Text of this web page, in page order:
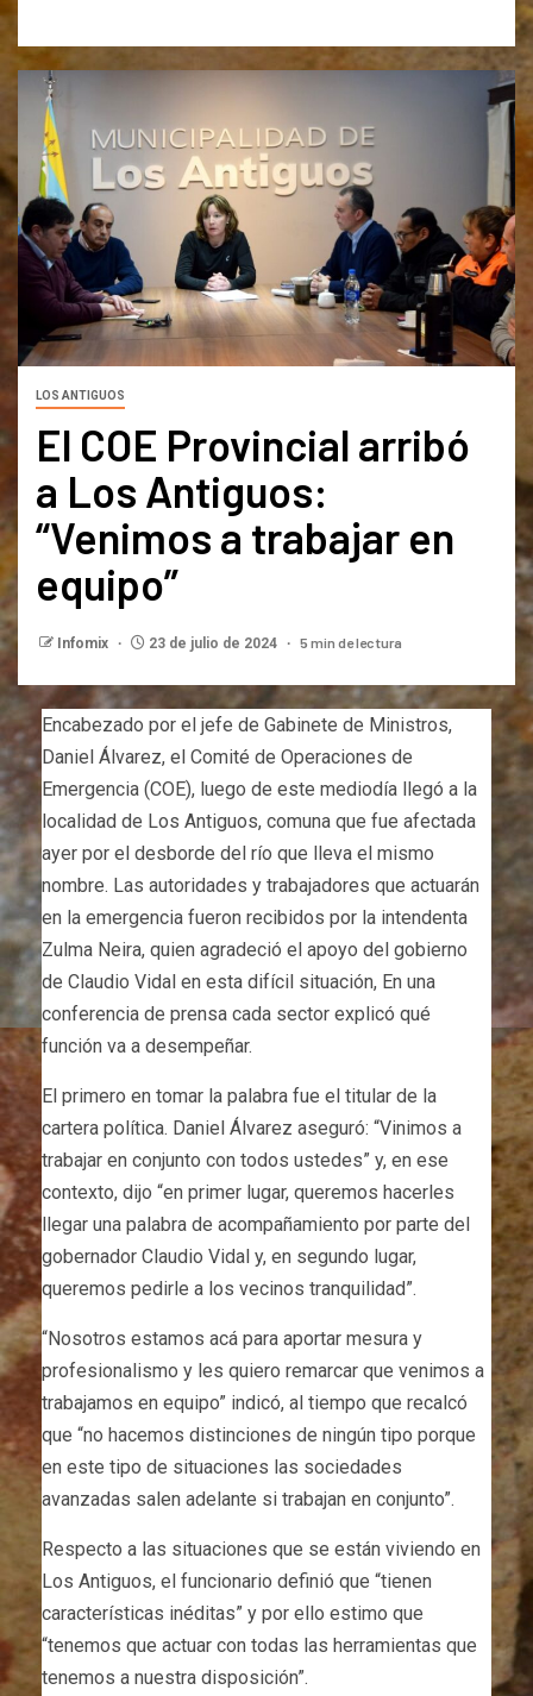
LOS ANTIGUOS
El COE Provincial arribó
a Los Antiguos:
“Venimos a trabajar en
equipo”
Infomix 23 de julio de 2024 5 min de lectura
Encabezado por el jefe de Gabinete de Ministros,
Daniel Álvarez, el Comité de Operaciones de
Emergencia (COE), luego de este mediodía llegó a la
localidad de Los Antiguos, comuna que fue afectada
ayer por el desborde del río que lleva el mismo
nombre. Las autoridades y trabajadores que actuarán
en la emergencia fueron recibidos por la intendenta
Zulma Neira, quien agradeció el apoyo del gobierno
de Claudio Vidal en esta difícil situación, En una
conferencia de prensa cada sector explicó qué
función va a desempeñar.
El primero en tomar la palabra fue el titular de la
cartera política. Daniel Álvarez aseguró: “Vinimos a
trabajar en conjunto con todos ustedes” y, en ese
contexto, dijo “en primer lugar, queremos hacerles
llegar una palabra de acompañamiento por parte del
gobernador Claudio Vidal y, en segundo lugar,
queremos pedirle a los vecinos tranquilidad”.
“Nosotros estamos acá para aportar mesura y
profesionalismo y les quiero remarcar que venimos a
trabajamos en equipo” indicó, al tiempo que recalcó
que “no hacemos distinciones de ningún tipo porque
en este tipo de situaciones las sociedades
avanzadas salen adelante si trabajan en conjunto”.
Respecto a las situaciones que se están viviendo en
Los Antiguos, el funcionario definió que “tienen
características inéditas” y por ello estimo que
“tenemos que actuar con todas las herramientas que
tenemos a nuestra disposición”.